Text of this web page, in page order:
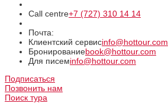
Call centre+7 (727) 310 14 14
Почта:
Клиентский сервисinfo@hottour.com
Бронированиеbook@hottour.com
Для писемinfo@hottour.com
Подписаться
Позвонить нам
Поиск тура